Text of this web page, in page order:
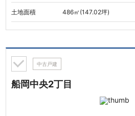
土地面積 486㎡(147.02坪)
中古戸建
船岡中央2丁目